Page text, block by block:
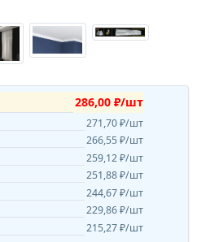
286,00 ₽/шт
271,70 ₽/шт
266,55 ₽/шт
259,12 ₽/шт
251,88 ₽/шт
244,67 ₽/шт
229,86 ₽/шт
215,27 ₽/шт